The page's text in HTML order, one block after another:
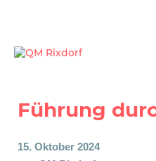
Führung
15. Oktober 2024